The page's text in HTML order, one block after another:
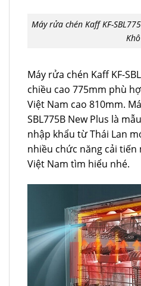
Máy rửa chén Kaff KF-
Khô
Máy rửa chén Kaff KF-
chiều cao 775mm phù
Việt Nam cao 810mm.
SBL775B New Plus là
nhập khẩu từ Thái Lan
nhiều chức năng cải tiến
Việt Nam tìm hiểu nhé.